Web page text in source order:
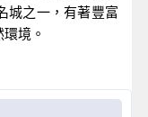
城之一，有著豐富
境。